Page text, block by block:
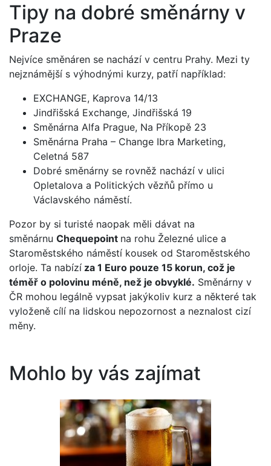
Tipy na dobré směnárny v
Praze
Nejvíce směnáren se nachází v centru Prahy. Mezi ty
nejznámější s výhodnými kurzy, patří například:
EXCHANGE, Kaprova 14/13
Jindřišská Exchange, Jindřišská 19
Směnárna Alfa Prague, Na Příkopě 23
Směnárna Praha – Change Ibra Marketing,
Celetná 587
Dobré směnárny se rovněž nachází v ulici
Opletalova a Politických vězňů přímo u
Václavského náměstí.
Pozor by si turisté naopak měli dávat na
směnárnu Chequepoint na rohu Železné ulice a
Staroměstského náměstí kousek od Staroměstského
orloje. Ta nabízí za 1 Euro pouze 15 korun, což je
téměř o polovinu méně, než je obvyklé. Směnárny v
ČR mohou legálně vypsat jakýkoliv kurz a některé tak
vyloženě cílí na lidskou nepozornost a neznalost cizí
měny.
Mohlo by vás zajímat